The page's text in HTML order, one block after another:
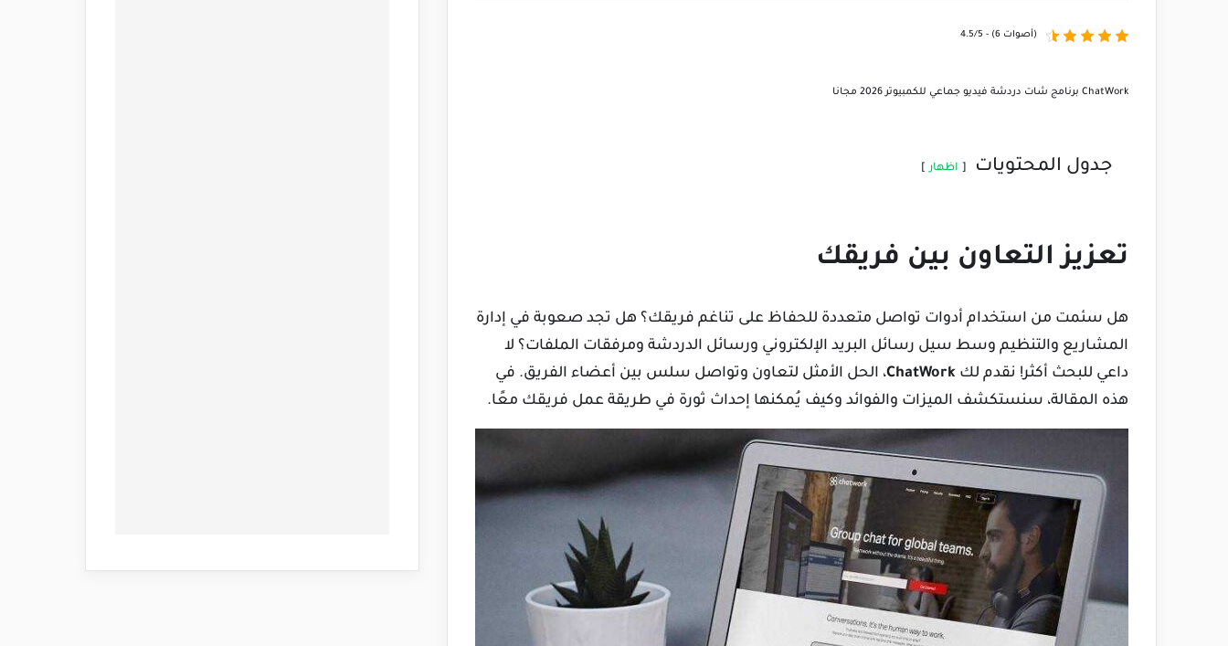
4.5/5 - (6 أصوات)
ChatWork برنامج شات دردشة فيديو جماعي للكمبيوتر 2026 مجانا
جدول المحتويات اظهار
تعزيز التعاون بين فريقك
هل سئمت من استخدام أدوات تواصل متعددة للحفاظ على تناغم فريقك؟ هل تجد صعوبة في إدارة
المشاريع والتنظيم وسط سيل رسائل البريد الإلكتروني ورسائل الدردشة ومرفقات الملفات؟ لا
داعي للبحث أكثر! نقدم لك ChatWork، الحل الأمثل لتعاون وتواصل سلس بين أعضاء الفريق. في
هذه المقالة، سنستكشف الميزات والفوائد وكيف يُمكنها إحداث ثورة في طريقة عمل فريقك معًا.